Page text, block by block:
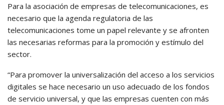
Para la asociación de empresas de telecomunicaciones, es
necesario que la agenda regulatoria de las
telecomunicaciones tome un papel relevante y se afronten
las necesarias reformas para la promoción y estímulo del
sector.
“Para promover la universalización del acceso a los servicios
digitales se hace necesario un uso adecuado de los fondos
de servicio universal, y que las empresas cuenten con más